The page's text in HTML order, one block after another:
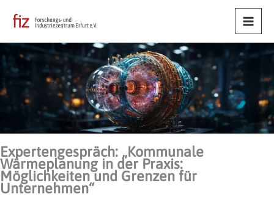
Main
Expertengespräch: „Kommunale
Wärmeplanung in der Praxis:
Möglichkeiten und Grenzen für
Unternehmen“